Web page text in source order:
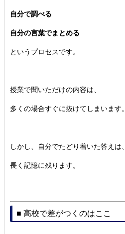
自分で調べる
自分の言葉でまとめる
というプロセスです。
授業で聞いただけの内容は、
多くの場合すぐに抜けてしまいます。
しかし、自分でたどり着いた答えは、
長く記憶に残ります。
■ 高校で差がつくのはここ